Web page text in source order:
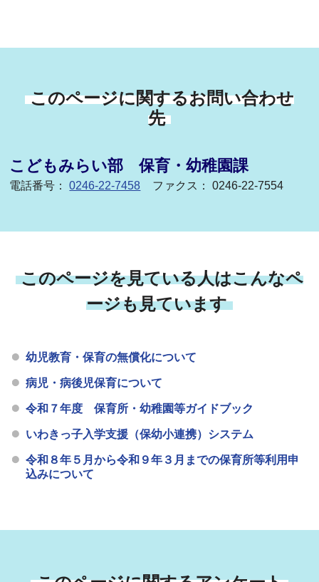
このページに関するお問い合わせ
先
こどもみらい部 保育・幼稚園課
電話番号：0246-22-7458 ファクス： 0246-22-7554
このページを見ている人はこんなペ
ージも見ています
幼児教育・保育の無償化について
病児・病後児保育について
令和７年度 保育所・幼稚園等ガイドブック
いわきっ子入学支援（保幼小連携）システム
令和８年５月から令和９年３月までの保育所等利用申
込みについて